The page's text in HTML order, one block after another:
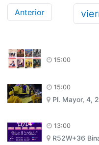
Anterior
15:00
15:00
Pl. Mayor, 4,
13:00
R52W+36